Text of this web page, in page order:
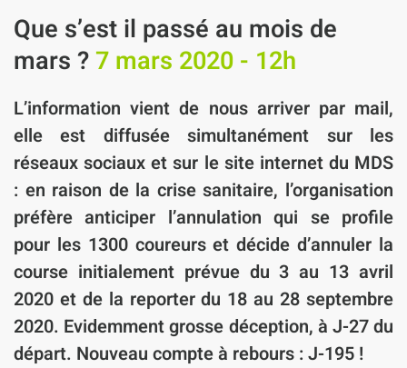
Que s’est il passé au mois de
mars ?7 mars 2020 - 12h
L’information vient de nous arriver par mail,
elle est diffusée simultanément sur les
réseaux sociaux et sur le site internet du MDS
: en raison de la crise sanitaire, l’organisation
préfère anticiper l’annulation qui se profile
pour les 1300 coureurs et décide d’annuler la
course initialement prévue du 3 au 13 avril
2020 et de la reporterdu 18 au 28 septembre
2020. Evidemment grosse déception, à J-27 du
départ. Nouveau compte à rebours : J-195 !